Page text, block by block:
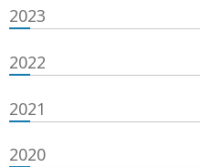
2023
2022
2021
2020